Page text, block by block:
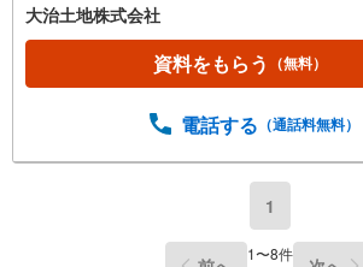
大治土地株式会社
資料をもらう （無料）
電話する （通話料無料）
1
1〜8件